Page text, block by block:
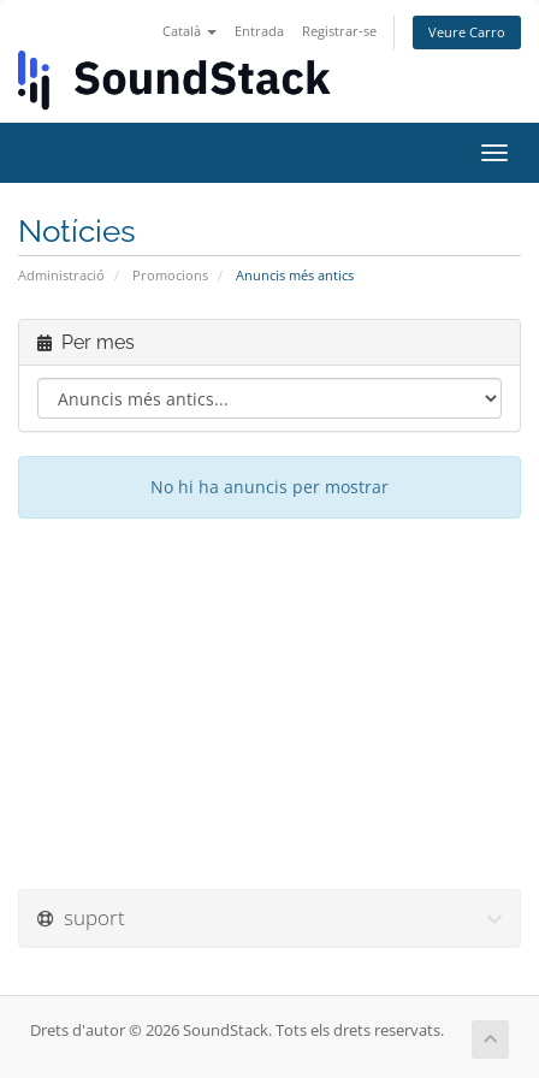
Català Entrada Registrar-se Veure Carro
la
Notícies
Administració Promocions Anuncis més antics
Per mes
No hi ha anuncis per mostrar
suport
Drets d'autor © 2026 SoundStack. Tots els drets reservats.